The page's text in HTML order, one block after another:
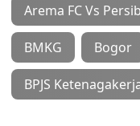
Arema FC Vs
BMKG Bogor
BPJS